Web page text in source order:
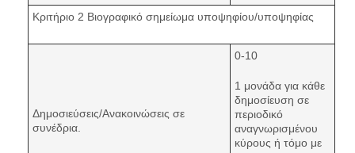
Κριτήριο 2 Βιογραφικό σημείωμα υποψηφίου/υποψηφίας
Δημοσιεύσεις/Ανακοινώσεις σε
συνέδρια.
0-10
1 μονάδα για κάθε
δημοσίευση σε
περιοδικό
αναγνωρισμένου
κύρους ή τόμο με